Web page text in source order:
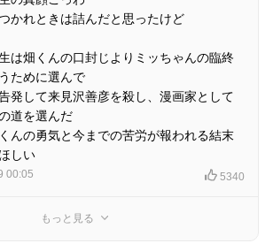
かれときは詰んだと思ったけど
は畑くんの口封じよりミッちゃんの臨終
ために選んで
発して来見沢善彦を殺し、漫画家として
道を選んだ
んの勇気と今までの苦労が報われる結末
しい
00:05 5340
もっと見る